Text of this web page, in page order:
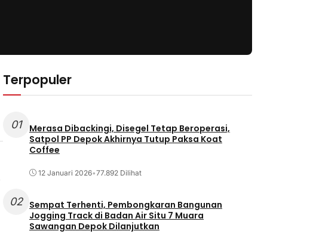
Terpopuler
01
Merasa Dibackingi, Disegel Tetap Beroperasi,
Satpol PP Depok Akhirnya Tutup Paksa Koat
Coffee
12 Januari 2026•77.892 Dilihat
02
Sempat Terhenti, Pembongkaran Bangunan
Jogging Track di Badan Air Situ 7 Muara
Sawangan Depok Dilanjutkan